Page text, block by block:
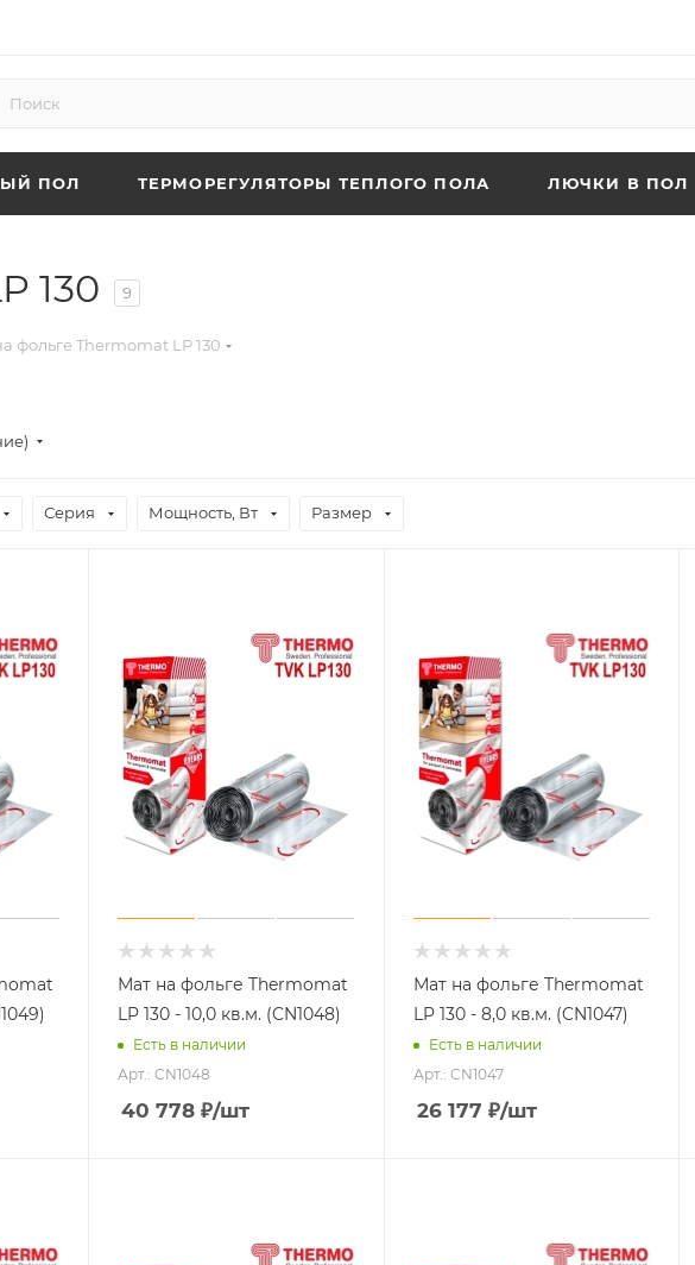
ПОЛ ТЕРМОРЕГУЛЯТОРЫ ТЕПЛОГО ПОЛА ЛЮЧКИ В ПОЛ
130 9
фольге Thermomat LP 130
Серия Мощность, Вт Размер
Мат на фольге Thermomat
LP 130 - 10,0 кв.м. (CN1048)
Есть в наличии
Арт.: CN1048
40 778 ₽/шт
Мат на фольге Thermomat
LP 130 - 8,0 кв.м. (CN1047)
Есть в наличии
Арт.: CN1047
26 177 ₽/шт